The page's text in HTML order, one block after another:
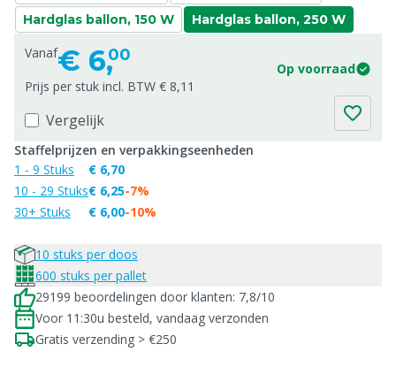
Hardglas ballon, 150 W
Hardglas ballon, 250 W
Vanaf€ 6,00
Op voorraad
Prijs per stuk incl. BTW € 8,11
Vergelijk
Staffelprijzen en verpakkingseenheden
1 - 9 Stuks
10 - 29 Stuks
30+ Stuks
€ 6,70
€ 6,25
€ 6,00
-7%
-10%
10 stuks per doos
600 stuks per pallet
29199 beoordelingen door klanten: 7,8/10
Voor 11:30u besteld, vandaag verzonden
Gratis verzending > €250